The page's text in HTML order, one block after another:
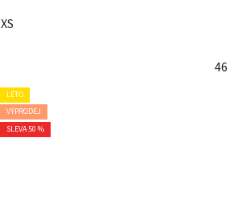
XS
46
LÉTO
VÝPRODEJ
SLEVA 50 %